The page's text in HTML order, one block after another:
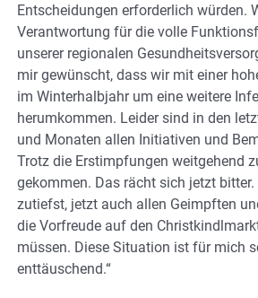
Entscheidungen erforderlich würden.
Verantwortung für die volle
unserer regionalen
mir gewünscht, dass wir mit einer
im Winterhalbjahr um eine weitere
herumkommen. Leider sind in den
und Monaten allen Initiativen und
Trotz die Erstimpfungen weitgehend
gekommen. Das rächt sich jetzt bitter.
zutiefst, jetzt auch allen Geimpften
die Vorfreude auf den
müssen. Diese Situation ist für mich
enttäuschend.“